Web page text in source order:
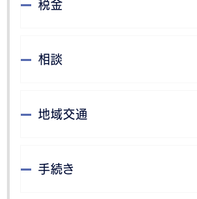
税金
相談
地域交通
手続き